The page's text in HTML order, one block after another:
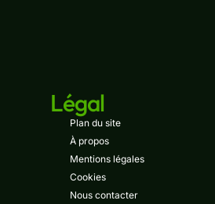
Légal
Plan du site
À propos
Mentions légales
Cookies
Nous contacter